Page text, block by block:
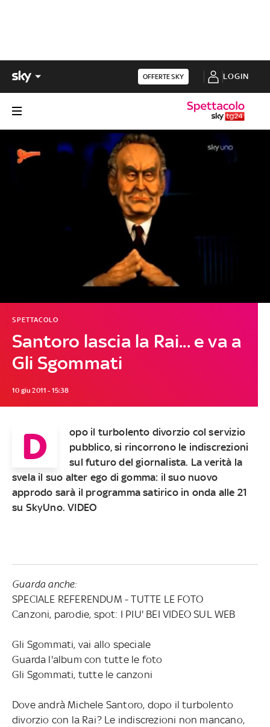
OFFERTE SKY LOGIN
Santoro lascia la Rai... e va a
Gli Sgommati
SPETTACOLO
10 giu 2011 - 15:38
D
opo il turbolento divorzio col servizio
pubblico, si rincorrono le indiscrezioni
sul futuro del giornalista. La verità la
svela il suo alter ego di gomma: il suo nuovo
approdo sarà il programma satirico in onda alle 21
su SkyUno. VIDEO
Guarda anche:
SPECIALE REFERENDUM - TUTTE LE FOTO
Canzoni, parodie, spot: I PIU' BEI VIDEO SUL WEB
Gli Sgommati, vai allo speciale
Guarda l'album con tutte le foto
Gli Sgommati, tutte le canzoni
Dove andrà Michele Santoro, dopo il turbolento
divorzio con la Rai? Le indiscrezioni non mancano,